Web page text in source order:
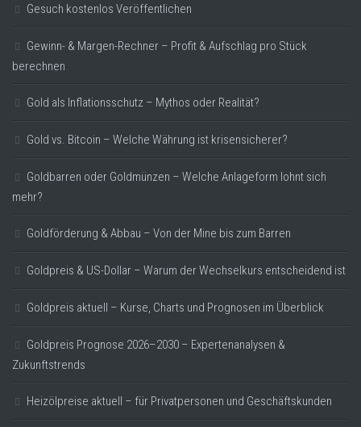
Gesuch kostenlos Veröffentlichen
Gewinn- & Margen-Rechner – Profit & Aufschlag pro Stück
berechnen
Gold als Inflationsschutz – Mythos oder Realität?
Gold vs. Bitcoin – Welche Währung ist krisensicherer?
Goldbarren oder Goldmünzen – Welche Anlageform lohnt sich
mehr?
Goldförderung & Abbau – Von der Mine bis zum Barren
Goldpreis & US-Dollar – Warum der Wechselkurs entscheidend ist
Goldpreis aktuell – Kurse, Charts und Prognosen im Überblick
Goldpreis Prognose 2026–2030 – Expertenanalysen &
Zukunftstrends
Heizölpreise aktuell – für Privatpersonen und Geschäftskunden